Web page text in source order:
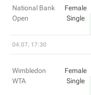
National Bank
Open
Female
Single
04.07, 17:30
Wimbledon
WTA
Female
Single